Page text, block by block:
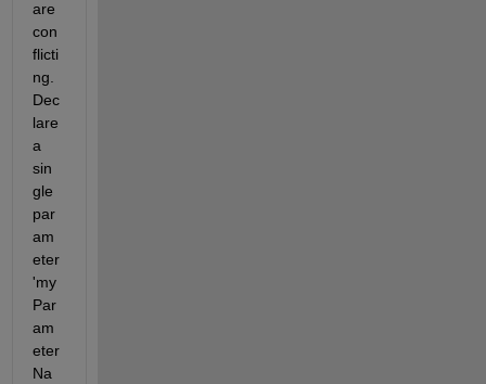
are
con
flicti
ng.
Dec
lare
a
sin
gle
par
am
eter
'my
Par
am
eter
Na